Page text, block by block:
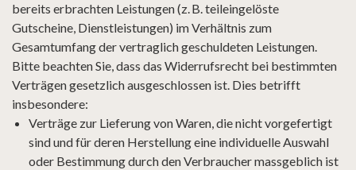
bereits erbrachten Leistungen (z. B. teileingelöste
Gutscheine, Dienstleistungen) im Verhältnis zum
Gesamtumfang der vertraglich geschuldeten Leistungen.
Bitte beachten Sie, dass das Widerrufsrecht bei bestimmten
Verträgen gesetzlich ausgeschlossen ist. Dies betrifft
insbesondere:
Verträge zur Lieferung von Waren, die nicht vorgefertigt
sind und für deren Herstellung eine individuelle Auswahl
oder Bestimmung durch den Verbraucher massgeblich ist